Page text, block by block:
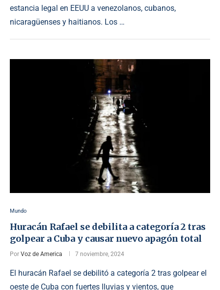
estancia legal en EEUU a venezolanos, cubanos,
nicaragüenses y haitianos. Los …
Mundo
Huracán Rafael se debilita a categoría 2 tras
golpear a Cuba y causar nuevo apagón total
Por Voz de America 7 noviembre, 2024
El huracán Rafael se debilitó a categoría 2 tras golpear el
oeste de Cuba con fuertes lluvias y vientos, que